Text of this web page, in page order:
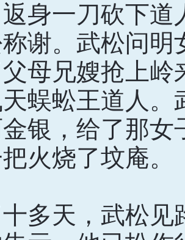
身一刀砍下道
谢。武松问
母兄嫂抢上
蜈蚣王道人
银，给了那
火烧了坟庵。
多天，武松见